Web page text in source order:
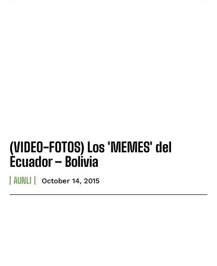
(VIDEO-FOTOS) Los 'MEMES' del
Ecuador – Bolivia
AUNLI October 14, 2015